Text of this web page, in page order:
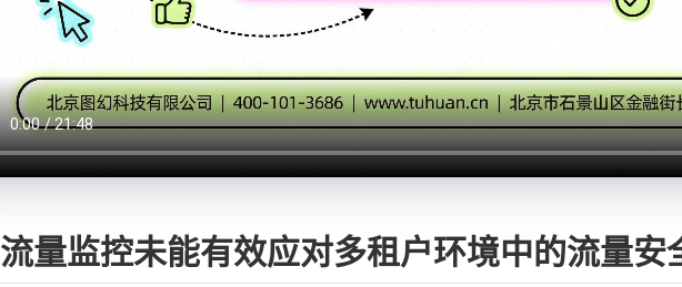
流量监控未能有效应对多租户环境中的流量安